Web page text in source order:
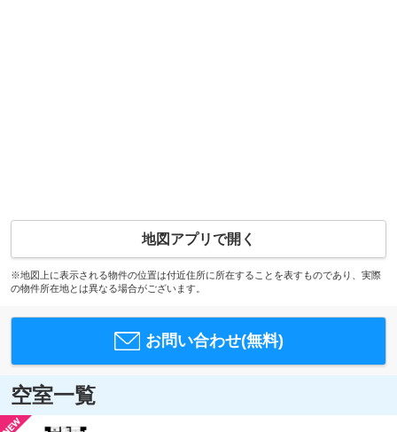
地図アプリで開く
※地図上に表示される物件の位置は付近住所に所在することを表すものであり、実際
の物件所在地とは異なる場合がございます。
お問い合わせ(無料)
空室一覧